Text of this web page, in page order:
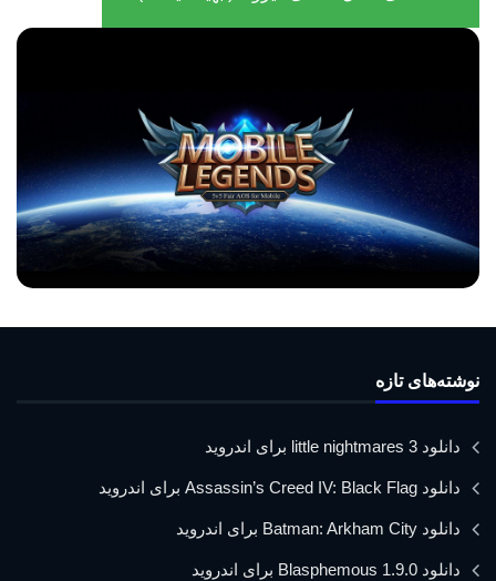
نوشته‌های تازه
دانلود little nightmares 3 برای اندروید
دانلود Assassin’s Creed IV: Black Flag برای اندروید
دانلود Batman: Arkham City برای اندروید
دانلود Blasphemous 1.9.0 برای اندروید